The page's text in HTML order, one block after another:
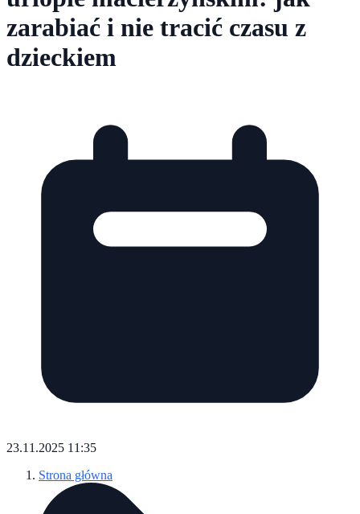
zarabiać i nie tracić czasu z
dzieckiem
23.11.2025 11:35
Strona główna